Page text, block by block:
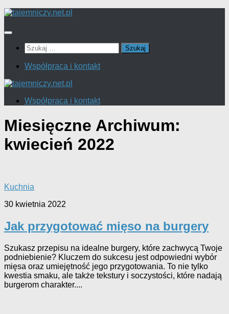
Przejdź
treści
Szukaj:
Współpraca i kontakt
Współpraca i kontakt
Miesięczne Archiwum:
kwiecień 2022
Kuchnia
30 kwietnia 2022
Jak przygotować mięso na burgery
Szukasz przepisu na idealne burgery, które zachwycą Twoje
podniebienie? Kluczem do sukcesu jest odpowiedni wybór
mięsa oraz umiejętność jego przygotowania. To nie tylko
kwestia smaku, ale także tekstury i soczystości, które nadają
burgerom charakter....